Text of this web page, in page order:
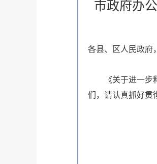
市政府办
各县、区人民政府
《关于进一
们，请认真抓好贯